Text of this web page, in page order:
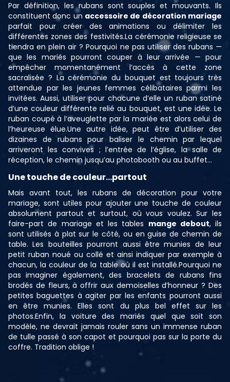
Par définition, les rubans sont souples et mouvants. Ils
constituent donc un accessoire de décoration mariage
parfait pour créer des animations ou délimiter les
différentes zones des festivités.La cérémonie religieuse se
tiendra en plein air ? Pourquoi ne pas utiliser des rubans —
que les mariés pourront couper à leur arrivée — pour
empêcher momentanément l’accès à cette zone
sacralisée ? La cérémonie du bouquet est toujours très
attendue par les jeunes femmes célibataires parmi les
invitées. Aussi, utiliser pour chacune d’elle un ruban satiné
d’une couleur différente relié au bouquet, est une idée. Le
ruban coupé à l’aveuglette par la mariée est alors celui de
l’heureuse élue.Une autre idée, peut être d’utiliser des
dizaines de rubans pour baliser le chemin par lequel
arriveront les convives ; l’entrée de l’église, la salle de
réception, le chemin jusqu’au photobooth ou au buffet…
Une touche de couleur...partout
Mais avant tout, les rubans de décoration pour votre
mariage, sont utiles pour ajouter une touche de couleur
absolument partout et surtout, où vous voulez. Sur les
faire-part de mariage et les tables mange debout, ils
sont utilisés à plat sur le côté, ou en guise de chemin de
table. Les bouteilles pourront aussi être munies de leur
petit ruban noué ou collé et ainsi indiquer par exemple à
chacun, la couleur de la table où il est installé.Pourquoi ne
pas imaginer également, des bracelets de rubans fins
brodés de fleurs, à offrir aux demoiselles d’honneur ? Des
petites baguettes à agiter par les enfants pourront aussi
en être munies. Elles sont du plus bel effet sur les
photos.Enfin, la voiture des mariés quel que soit son
modèle, ne devrait jamais rouler sans un immense ruban
de tulle passé à son capot et pourquoi pas sur la porte du
coffre. Tradition oblige !